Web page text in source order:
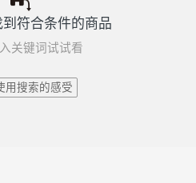
符合条件的商品
关键词试试看
用搜索的感受